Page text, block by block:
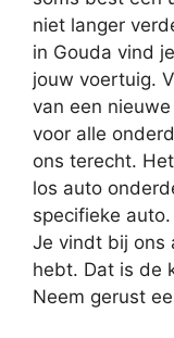
niet langer
in Gouda vind
jouw voertuig.
van een
voor alle
ons terecht.
los auto
specifieke
Je vindt bij ons
hebt. Dat is de
Neem gerust